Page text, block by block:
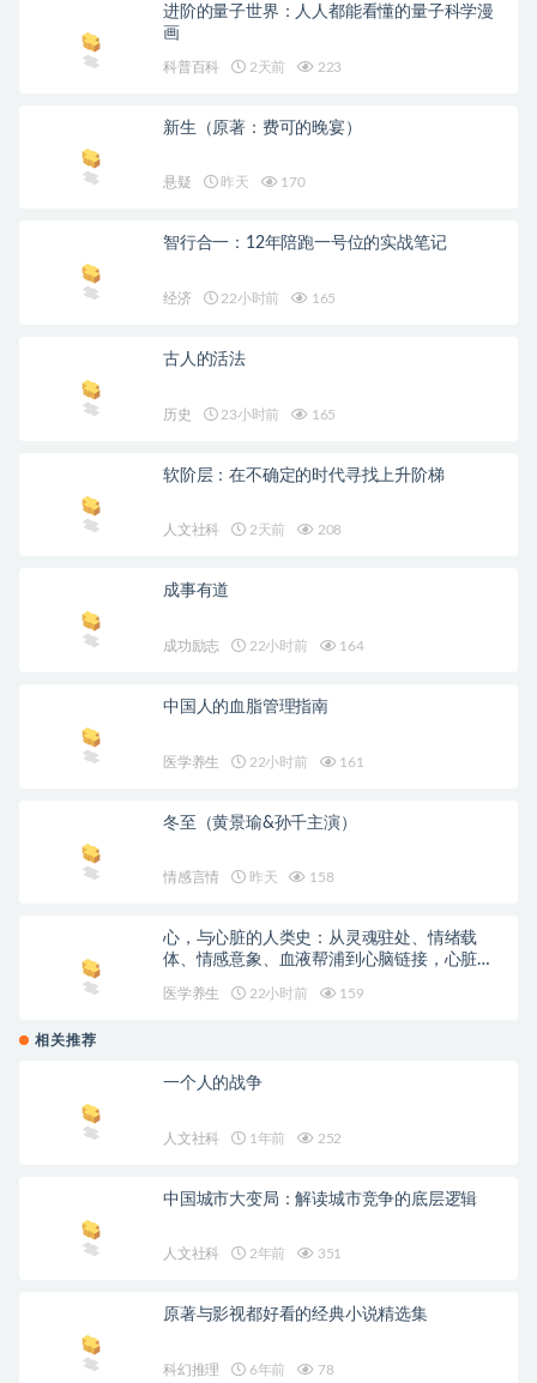
进阶的量子世界：人人都能看懂的量子科学漫
画
科普百科 2天前 223
新生（原著：费可的晚宴）
悬疑 昨天 170
智行合一：12年陪跑一号位的实战笔记
经济 22小时前 165
古人的活法
历史 23小时前 165
软阶层：在不确定的时代寻找上升阶梯
人文社科 2天前 208
成事有道
成功励志 22小时前 164
中国人的血脂管理指南
医学养生 22小时前 161
冬至（黄景瑜&孙千主演）
情感言情 昨天 158
心，与心脏的人类史：从灵魂驻处、情绪载
体、情感意象、血液帮浦到心脑链接，心脏的
医学养生 22小时前 159
相关推荐
一个人的战争
人文社科 1年前 252
中国城市大变局：解读城市竞争的底层逻辑
人文社科 2年前 351
原著与影视都好看的经典小说精选集
科幻推理 6年前 78